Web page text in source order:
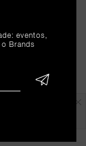
eventos,
Brands